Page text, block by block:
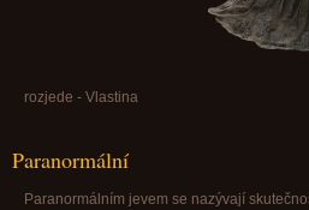
rozjede - Vlastina
Paranormální
Paranormálním jevem se nazývají